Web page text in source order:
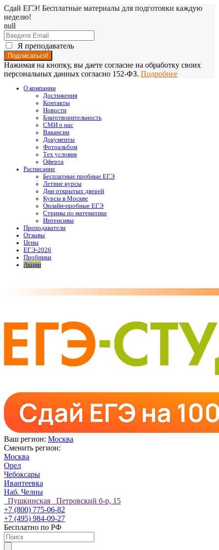
Сдай ЕГЭ! Бесплатные материалы для подготовки каждую
неделю!
null
Я преподаватель
Нажимая на кнопку, вы даете согласие на обработку своих
персональных данных согласно 152-ФЗ. Подробнее
О компании
Достижения
Контакты
Новости
Благотворительность
СМИ о нас
Вакансии
Документы
Фотоальбом
Тех условия
Оферта
Расписание
Бесплатные пробные ЕГЭ
Летние курсы
Дни открытых дверей
Курсы в Москве
Онлайн-пробные ЕГЭ
Стримы по математике
Интенсивы
Преподаватели
Отзывы
Цены
ЕГЭ-2026
Пробники
Акции
Ваш регион: Москва
Сменить регион:
Москва
Орел
Чебоксары
Ивантеевка
Наб. Челны
Пушкинская Петровский б-р, 15
+7 (800) 775-06-82
+7 (495) 984-09-27
Бесплатно по РФ